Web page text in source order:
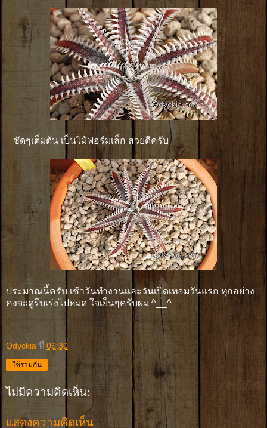
ชัดๆเต็มต้น เป็นไม้ฟอร์มเล็ก สวยดีครับ
ประมาณนี้ครับ เช้าวันทำงานเเละวันเปิดเทอมวันแรก ทุกอย่าง
คงจะดูรีบเร่งไปหมด ใจเย็นๆครับผม ^__^
Qdyckia ที่ 06:30
ใช้ร่วมกัน
ไม่มีความคิดเห็น:
แสดงความคิดเห็น